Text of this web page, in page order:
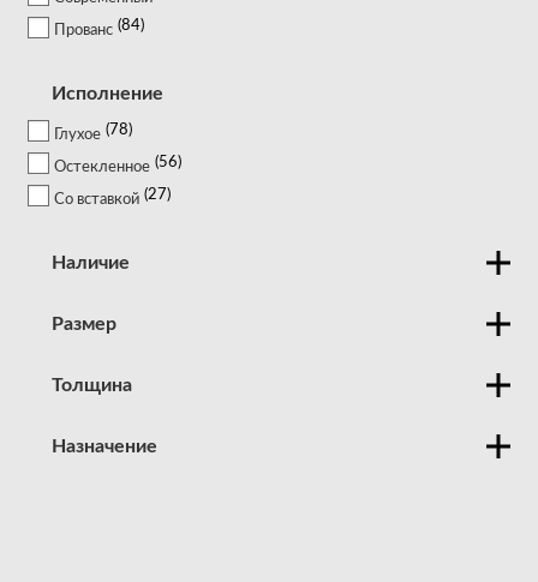
Прованс 84
Исполнение
Глухое 78
Остекленное 56
Со вставкой 27
Наличие
Размер
Толщина
Назначение